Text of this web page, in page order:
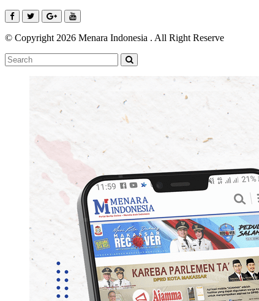
© Copyright 2026 Menara Indonesia . All Right Reserve